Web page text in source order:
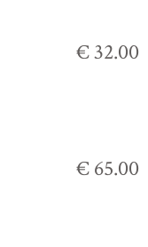
€ 32.00
€ 65.00